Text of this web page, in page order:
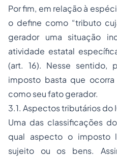
Por fim, em relação à
o define como “tributo
gerador uma situação
atividade estatal
(art. 16). Nesse sentido,
imposto basta que
como seu fato gerador.
3.1. Aspectos tributários do
Uma das classificações
qual aspecto o imposto
sujeito ou os bens.